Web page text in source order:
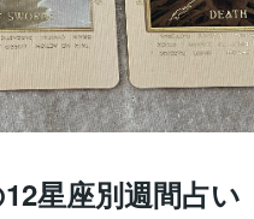
星座別週間占い